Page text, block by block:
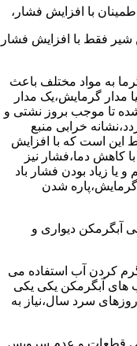
شیر فقط با افزایش فشار
به مواد مختلف باعث
مدار گرمایش،یک مدار
تا موجب بروز نشتی و
خرابی منبع
این است که با افزایش
کاهش دما،فشار نیز
یا زیاد بودن فشار باد
گرمایش،پاره شدن
آبگرمکن دیواری و
کردن آب استفاده می
های آبگرمکن یکی یکی
سرد سال،نیاز به